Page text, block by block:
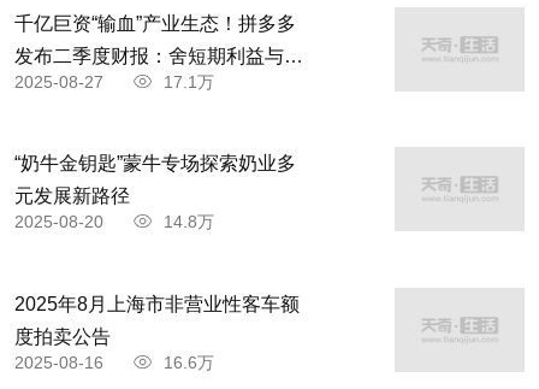
千亿巨资“输血”产业生态！拼多多
发布二季度财报：舍短期利益与商
家共赴高质量发展
2025-08-27 17.1万
“奶牛金钥匙”蒙牛专场探索奶业多
元发展新路径
2025-08-20 14.8万
2025年8月上海市非营业性客车额
度拍卖公告
2025-08-16 16.6万